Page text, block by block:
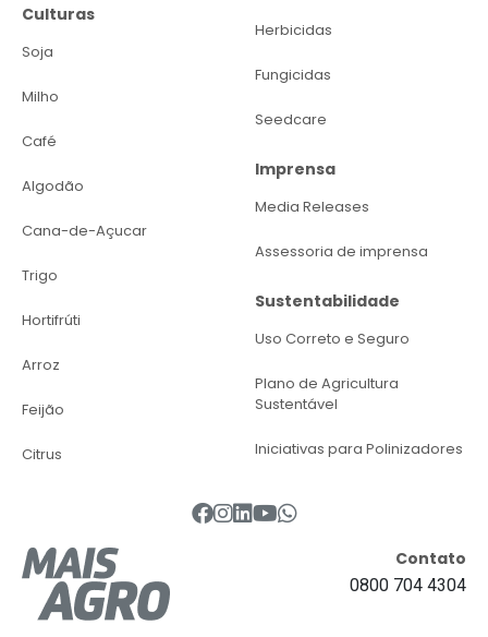
cultivarmos o futuro do Brasil”, finaliza Savino.
Culturas
Soja
Milho
Café
Algodão
Cana-de-Açucar
Trigo
Hortifrúti
Arroz
Feijão
Citrus
Herbicidas
Fungicidas
Seedcare
Imprensa
Media Releases
Assessoria de imprensa
Sustentabilidade
Uso Correto e Seguro
Plano de Agricultura
Sustentável
Iniciativas para Polinizadores
Contato
0800 704 4304